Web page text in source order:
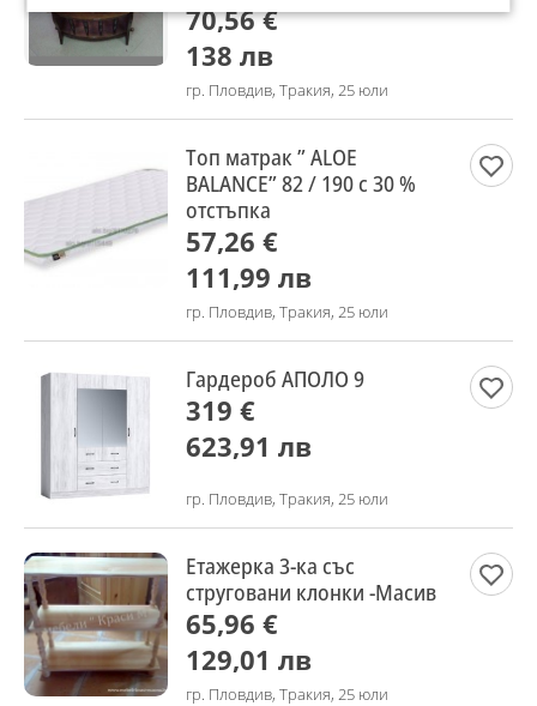
70,56 €
138 лв
гр. Пловдив, Тракия, 25 юли
Топ матрак ” ALOE
BALANCE” 82 / 190 с 30 %
отстъпка
57,26 €
111,99 лв
гр. Пловдив, Тракия, 25 юли
Гардероб АПОЛО 9
319 €
623,91 лв
гр. Пловдив, Тракия, 25 юли
Етажерка 3-ка със
струговани клонки -Масив
65,96 €
129,01 лв
гр. Пловдив, Тракия, 25 юли